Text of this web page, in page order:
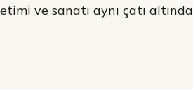
ve sanatı aynı çatı altında